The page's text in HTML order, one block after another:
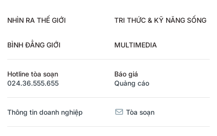
NHÌN RA THẾ GIỚI TRI THỨC & KỸ NĂNG SỐNG
BÌNH ĐẲNG GIỚI MULTIMEDIA
Hotline tòa soạn
024.36.555.655
Báo giá
Quảng cáo
Thông tin doanh nghiệp Tòa soạn